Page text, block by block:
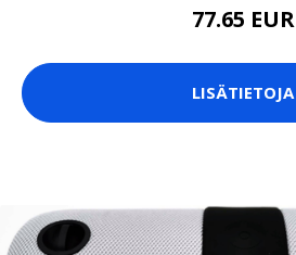
77.65 EUR
LISÄTIETOJA